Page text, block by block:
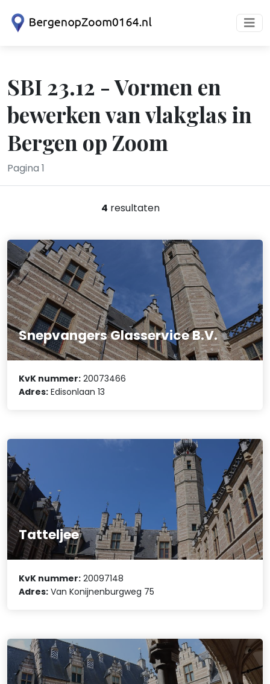
SBI 23.12 - Vormen en
bewerken van vlakglas in
Bergen op Zoom
Pagina 1
4 resultaten
Snepvangers Glasservice B.V.
KvK nummer: 20073466
Adres: Edisonlaan 13
Tatteljee
KvK nummer: 20097148
Adres: Van Konijnenburgweg 75